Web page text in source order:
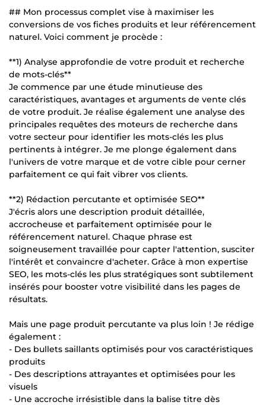
## Mon processus complet vise à maximiser les
conversions de vos fiches produits et leur référencement
naturel. Voici comment je procède :
**1) Analyse approfondie de votre produit et recherche
de mots-clés**
Je commence par une étude minutieuse des
caractéristiques, avantages et arguments de vente clés
de votre produit. Je réalise également une analyse des
principales requêtes des moteurs de recherche dans
votre secteur pour identifier les mots-clés les plus
pertinents à intégrer. Je me plonge également dans
l'univers de votre marque et de votre cible pour cerner
parfaitement ce qui fait vibrer vos clients.
**2) Rédaction percutante et optimisée SEO**
J'écris alors une description produit détaillée,
accrocheuse et parfaitement optimisée pour le
référencement naturel. Chaque phrase est
soigneusement travaillée pour capter l'attention, susciter
l'intérêt et convaincre d'acheter. Grâce à mon expertise
SEO, les mots-clés les plus stratégiques sont subtilement
insérés pour booster votre visibilité dans les pages de
résultats.
Mais une page produit percutante va plus loin ! Je rédige
également :
- Des bullets saillants optimisés pour vos caractéristiques
produits
- Des descriptions attrayantes et optimisées pour les
visuels
- Une accroche irrésistible dans la balise titre dès